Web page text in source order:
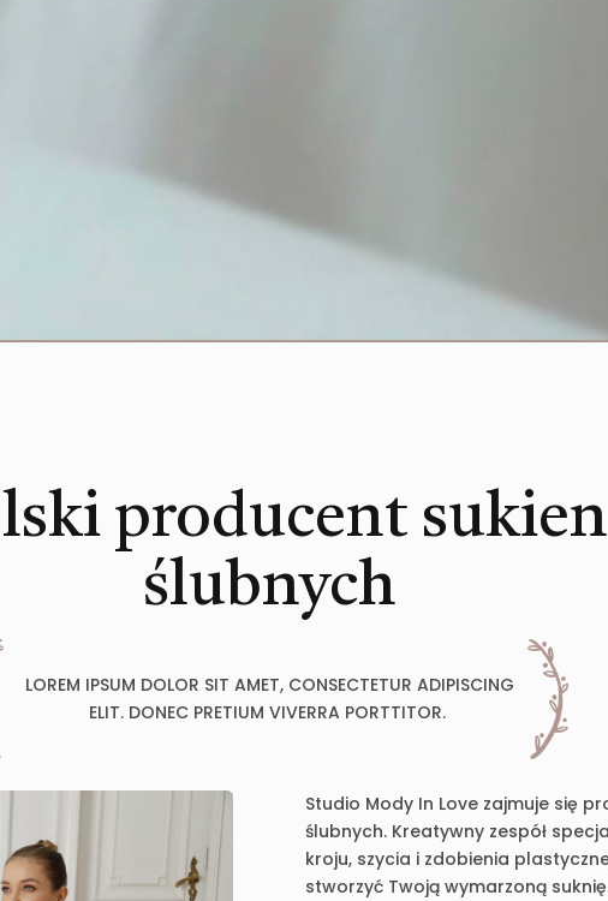
producent sukien
ślubnych
LOREM IPSUM DOLOR SIT AMET, CONSECTETUR ADIPISCING
ELIT. DONEC PRETIUM VIVERRA PORTTITOR.
Studio Mody In Love zajmuje się
ślubnych. Kreatywny zespół
kroju, szycia i zdobienia
stworzyć Twoją wymarzoną